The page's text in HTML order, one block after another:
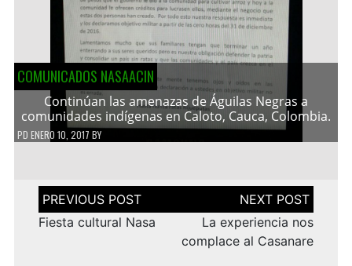
COMUNICADOS NASAACIN
Continúan las amenazas de Águilas Negras a
comunidades indígenas en Caloto, Cauca, Colombia.
PD ENERO 10, 2017 BY
Navegación
de
entradas
Fiesta cultural Nasa
La experiencia nos
complace al Casanare